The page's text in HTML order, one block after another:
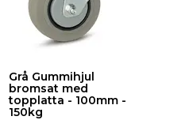
Grå Gummihjul
bromsat med
topplatta - 100mm -
150kg